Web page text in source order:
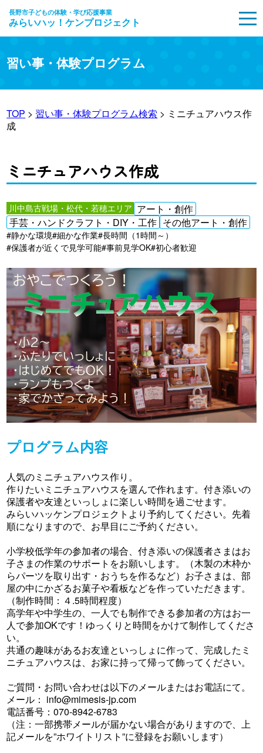
長野市子どもの体験・学び応援事業
みらいハッ！ケンプロジェクト
習い事・体験プログラム
TOP > 習い事・体験プログラム検索 > ミニチュアハウス作
成
ミニチュアハウス作成
川中島古戦場・松代・若穂エリア アート・創作
手芸・ハンドクラフト・DIY・工作 その他アート・創作
#静かな環境#細かな作業#長時間（1時間～）
#保護者が近くで見学可能#事前見学OK#初心者歓迎
プログラム内容
人気のミニチュアハウス作り。
作りたいミニチュアハウスを選んで作れます。付き添いの
保護者や友達といっしょに楽しい時間を過ごせます。
みらいハッケンプロジェクトより予約してください。先着
順になりますので、お早目にご予約ください。
小学校低学年の参加者の場合、付き添いの保護者さまはお
子さまの作業のサポートをお願いします。（木製の木枠か
らパーツを取り出す・おうちを作るなど）お子さまは、部
屋の中にかざるお菓子や看板などを作っていただきます。
（制作時間：４.5時間程度）
高学年や中学生の、一人でも制作できる参加者の方はお一
人で参加OKです！ゆっくりと時間をかけて制作してくださ
い。
共通の趣味があるお友達といっしょに作って、完成したミ
ニチュアハウスは、お家に持って帰って飾ってください。
ご質問・お問い合わせは以下のメールまたはお電話にて。
メール： info@mimesis-jp.com
電話番号：070-8942-6783
（注：一部携帯メールが届かない場合がありますので、上
記メールを”ホワイトリスト”に登録をお願いします）